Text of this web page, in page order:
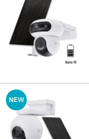
NEW